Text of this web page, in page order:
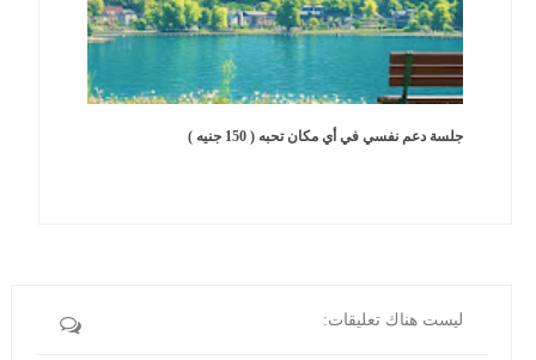
جلسة دعم نفسي في أي مكان تحبه ( 150 جنيه )
ليست هناك تعليقات: